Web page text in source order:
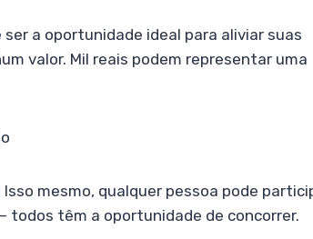
a oportunidade ideal para aliviar suas
valor. Mil reais podem representar uma
mesmo, qualquer pessoa pode
todos têm a oportunidade de concorrer.